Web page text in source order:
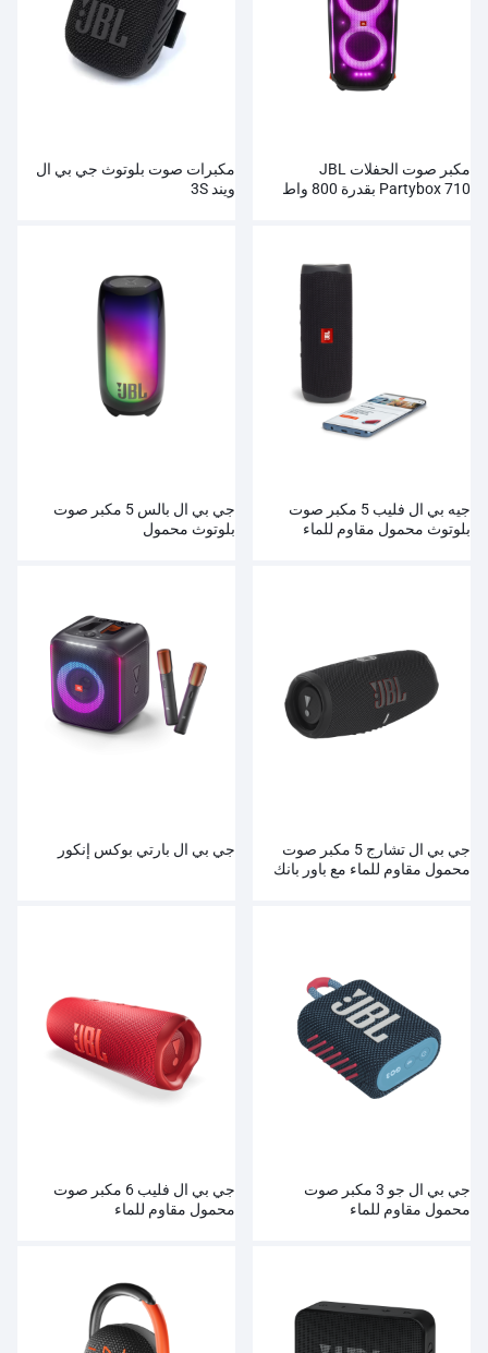
مكبر صوت الحفلات JBL
Partybox 710 بقدرة 800 واط
مكبرات صوت بلوتوث جي بي ال
ويند 3S
جيه بي ال فليب 5 مكبر صوت
بلوتوث محمول مقاوم للماء
جي بي ال بالس 5 مكبر صوت
بلوتوث محمول
جي بي ال تشارج 5 مكبر صوت
محمول مقاوم للماء مع باور بانك
جي بي ال بارتي بوكس إنكور
جي بي ال جو 3 مكبر صوت
محمول مقاوم للماء
جي بي ال فليب 6 مكبر صوت
محمول مقاوم للماء